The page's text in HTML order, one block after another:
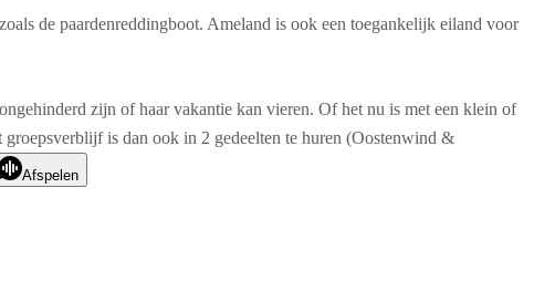
de paardenreddingboot. Ameland is ook een toegankelijk eiland voor
zijn of haar vakantie kan vieren. Of het nu is met een klein of
is dan ook in 2 gedeelten te huren (Oostenwind &
Afspelen